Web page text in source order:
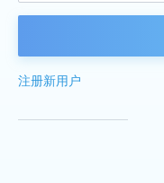
注册新用户